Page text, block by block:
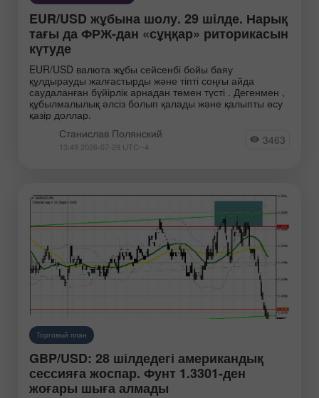
EUR/USD жұбына шолу. 29 шілде. Нарық
тағы да ФРЖ-дан «сұңқар» риторикасын
күтуде
EUR/USD валюта жұбы сейсенбі бойы баяу
құлдырауды жалғастырды және тіпті соңғы айда
саудаланған бүйірлік арнадан төмен түсті . Дегенмен ,
құбылмалылық әлсіз болып қалады және қалыпты өсу
қазір доллар.
Станислав Полянский
13:49 2026-07-29 UTC--4 3463
Торговый план
GBP/USD: 28 шілдедегі американдық
сессияға жоспар. Фунт 1.3301-ден
жоғары шыға алмады